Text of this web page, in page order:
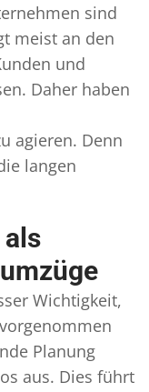
sind
meist an den
und
Daher haben
agieren. Denn
langen
als
Wichtigkeit,
Planung
aus. Dies führt